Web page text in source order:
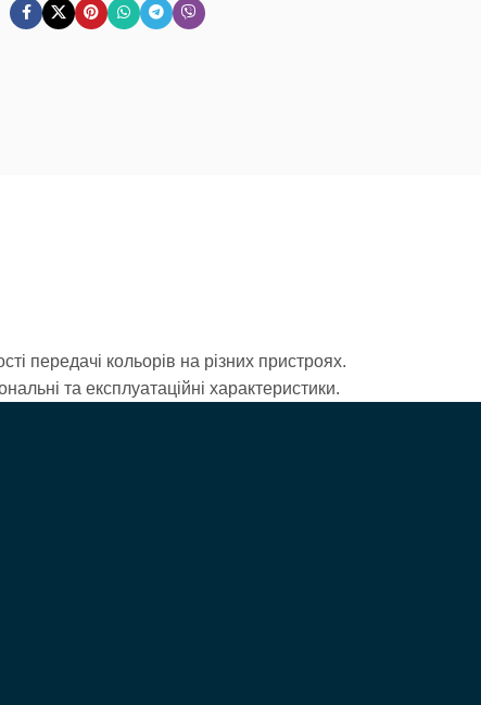
передачі кольорів на різних пристроях.
та експлуатаційні характеристики.